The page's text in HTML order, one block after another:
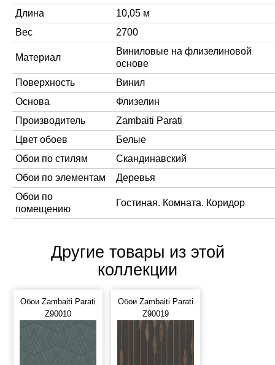
Длина
10,05 м
Вес
2700
Материал
Виниловые на флизелиновой
основе
Поверхность
Винил
Основа
Флизелин
Производитель
Zambaiti Parati
Цвет обоев
Белые
Обои по стилям
Скандинавский
Обои по элементам
Деревья
Обои по
помещению
Гостиная. Комната. Коридор
Другие товары из этой
коллекции
Обои Zambaiti Parati
Z90010
Обои Zambaiti Parati
Z90019